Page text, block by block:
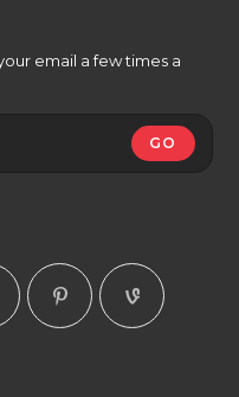
email a few times a
GO